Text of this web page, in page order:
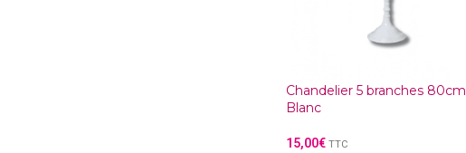
Chandelier 5 branches 80cm
Blanc
15,00€ TTC